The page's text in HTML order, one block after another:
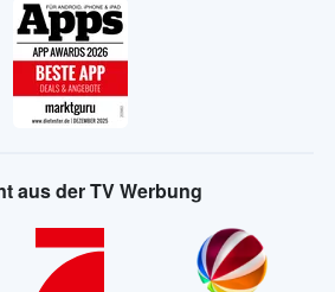
aus der TV Werbung